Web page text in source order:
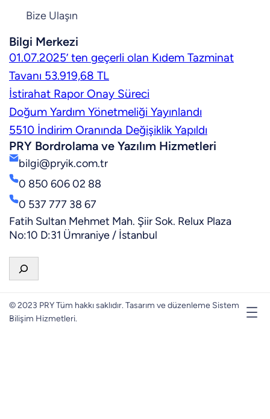
Bize Ulaşın
Bilgi Merkezi
01.07.2025’ ten geçerli olan Kıdem Tazminat
Tavanı 53.919,68 TL
İstirahat Rapor Onay Süreci
Doğum Yardım Yönetmeliği Yayınlandı
5510 İndirim Oranında Değişiklik Yapıldı
PRY Bordrolama ve Yazılım Hizmetleri
bilgi@pryik.com.tr
0 850 606 02 88
0 537 777 38 67
Fatih Sultan Mehmet Mah. Şiir Sok. Relux Plaza
No:10 D:31 Ümraniye / İstanbul
r
© 2023 PRY Tüm hakkı saklıdır. Tasarım ve düzenleme Sistem
Bilişim Hizmetleri.